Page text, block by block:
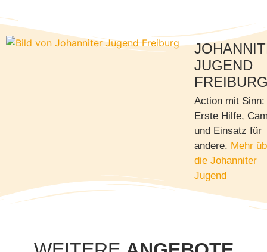
JUGEND
Action mit Sinn:
Erste Hilfe,
und Einsatz für
andere. Mehr
die Johanniter
Jugend